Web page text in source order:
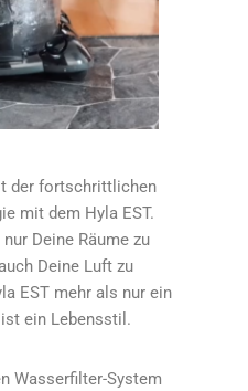
der fortschrittlichen
mit dem Hyla EST.
Deine Räume zu
Deine Luft zu
EST mehr als nur ein
ein Lebensstil.
Wasserfilter-System